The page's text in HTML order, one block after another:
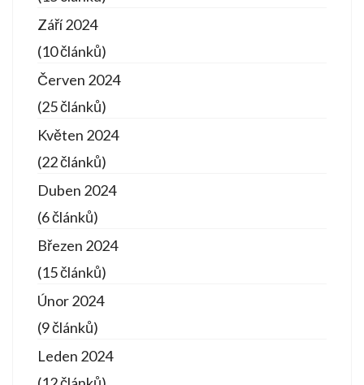
Září 2024
(10 článků)
Červen 2024
(25 článků)
Květen 2024
(22 článků)
Duben 2024
(6 článků)
Březen 2024
(15 článků)
Únor 2024
(9 článků)
Leden 2024